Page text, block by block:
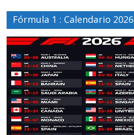
Fórmula 1 : Calendario 2026